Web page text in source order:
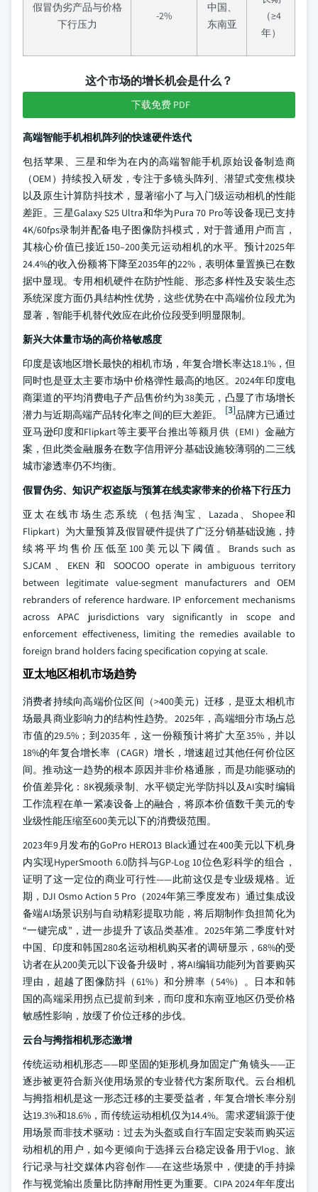
假冒伪劣产品与价格
下行压力
-2%
中国、
东南亚
（≥4
年）
这个市场的增长机会是什么？
下载免费 PDF
高端智能手机相机阵列的快速硬件迭代
包括苹果、三星和华为在内的高端智能手机原始设备制造商
（OEM）持续投入研发，专注于多镜头阵列、潜望式变焦模块
以及原生计算防抖技术，显著缩小了与入门级运动相机的性能
差距。三星Galaxy S25 Ultra和华为Pura 70 Pro等设备现已支持
4K/60fps录制并配备电子图像防抖模式，对于普通用户而言，
其核心价值已接近150–200美元运动相机的水平。预计2025年
24.4%的收入份额将下降至2035年的22%，表明体量置换已在数
据中显现。专用相机硬件在防护性能、形态多样性及安装生态
系统深度方面仍具结构性优势，这些优势在中高端价位段尤为
显著，智能手机替代效应在此价位段受到明显限制。
新兴大体量市场的高价格敏感度
印度是该地区增长最快的相机市场，年复合增长率达18.1%，但
同时也是亚太主要市场中价格弹性最高的地区。2024年印度电
商渠道的平均消费电子产品售价约为38美元，凸显了市场增长
潜力与近期高端产品转化率之间的巨大差距。
[3]品牌方已通过
亚马逊印度和Flipkart等主要平台推出等额月供（EMI）金融方
案，但此类金融服务在数字信用评分基础设施较薄弱的二三线
城市渗透率仍不均衡。
假冒伪劣、知识产权盗版与预算在线卖家带来的价格下行压力
亚太在线市场生态系统（包括淘宝、Lazada、Shopee和
Flipkart）为大量预算及假冒硬件提供了广泛分销基础设施，持
续将平均售价压低至100美元以下阈值。Brands such as
SJCAM、EKEN 和 SOOCOO operate in ambiguous territory
between legitimate value-segment manufacturers and OEM
rebranders of reference hardware. IP enforcement mechanisms
across APAC jurisdictions vary significantly in scope and
enforcement effectiveness, limiting the remedies available to
foreign brand holders facing specification copying at scale.
亚太地区相机市场趋势
消费者持续向高端价位区间（>400美元）迁移，是亚太相机市
场最具商业影响力的结构性趋势。2025年，高端细分市场占总
市值的29.5%；到2035年，这一份额预计将扩大至35%，并以
18%的年复合增长率（CAGR）增长，增速超过其他任何价位区
间。推动这一趋势的根本原因并非价格通胀，而是功能驱动的
价值差异化：8K视频录制、水平锁定光学防抖以及AI实时编辑
工作流程在单一紧凑设备上的融合，将原本价值数千美元的专
业级性能压缩至600美元以下的消费级范围。
2023年9月发布的GoPro HERO13 Black通过在400美元以下机身
内实现HyperSmooth 6.0防抖与GP-Log 10位色彩科学的组合，
证明了这一定位的商业可行性——此前这仅是专业级规格。近
期，DJI Osmo Action 5 Pro（2024年第三季度发布）通过集成设
备端AI场景识别与自动精彩提取功能，将后期制作负担简化为
“一键完成”，进一步提升了该品类基准。2025年第二季度针对
中国、印度和韩国280名运动相机购买者的调研显示，68%的受
访者在从200美元以下设备升级时，将AI编辑功能列为首要购买
理由，超越了图像防抖（61%）和分辨率（54%）。日本和韩
国的高端采用拐点已提前到来，而印度和东南亚地区仍受价格
敏感性影响，放缓了价位迁移的步伐。
云台与拇指相机形态激增
传统运动相机形态——即坚固的矩形机身加固定广角镜头——正
逐步被更符合新兴使用场景的专业替代方案所取代。云台相机
与拇指相机是这一形态迁移的主要受益者，年复合增长率分别
达19.3%和18.6%，而传统运动相机仅为14.4%。需求逻辑源于使
用场景而非技术驱动：过去为头盔或自行车固定安装而购买运
动相机的用户，如今更倾向于选择云台稳定设备用于Vlog、旅
行记录与社交媒体内容创作——在这些场景中，便捷的手持操
作与视觉输出质量比防摔耐用性更为重要。CIPA 2024年年度出